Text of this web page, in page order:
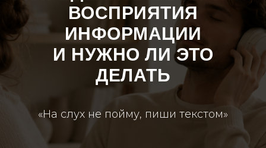
ВОСПРИЯТИЯ
ИНФОРМАЦИИ
И НУЖНО ЛИ ЭТО
ДЕЛАТЬ
«На слух не пойму, пиши текстом»